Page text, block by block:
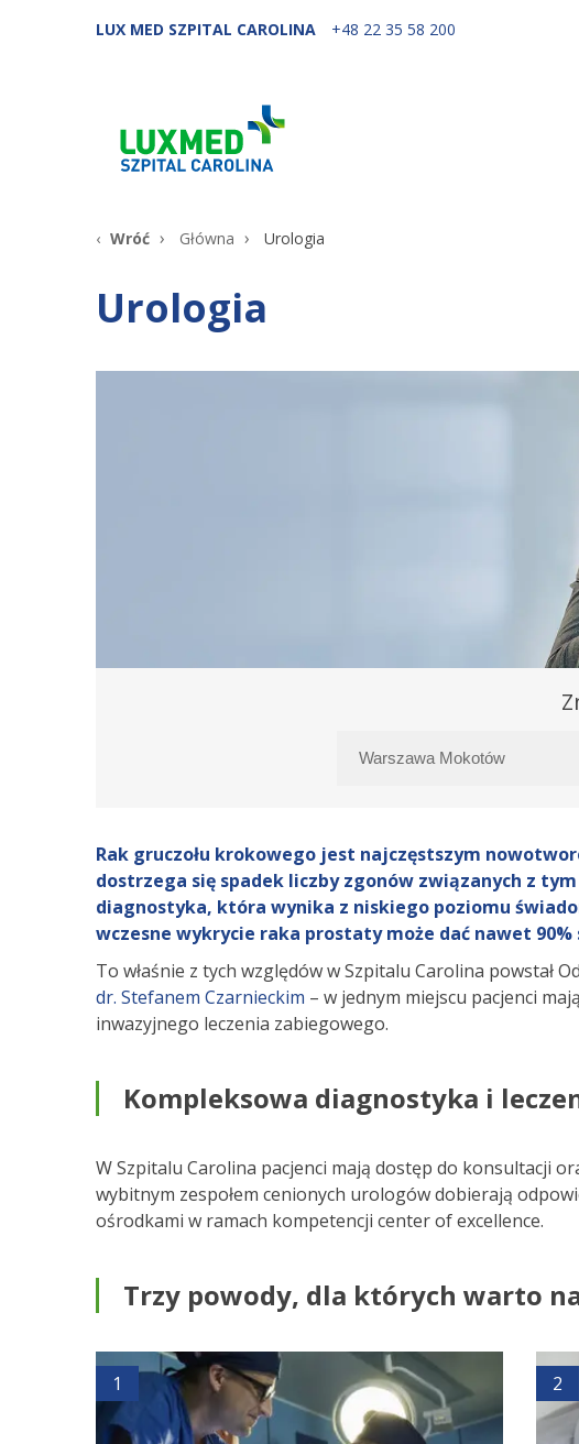
LUX MED SZPITAL CAROLINA +48 22 35 58 200
Wróć Główna Urologia
Urologia
Rak gruczołu krokowego jest najczęstszym
dostrzega się spadek liczby zgonów związanych z
diagnostyka, która wynika z niskiego poziomu
wczesne wykrycie raka prostaty może dać nawet
To właśnie z tych względów w Szpitalu Carolina powstał
dr. Stefanem Czarnieckim – w jednym miejscu pacjenci
inwazyjnego leczenia zabiegowego.
Kompleksowa diagnostyka i
W Szpitalu Carolina pacjenci mają dostęp do konsultacji
wybitnym zespołem cenionych urologów dobierają
ośrodkami w ramach kompetencji center of excellence.
Trzy powody, dla których warto
1 2